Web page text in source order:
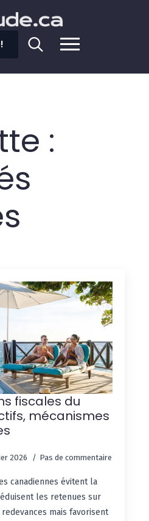
:
fiscales du
mécanismes
2026 Pas de commentaire
canadiennes évitent la
les retenues sur
mais favorisent